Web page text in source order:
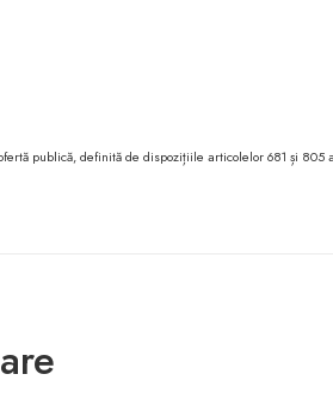
publică, definită de dispozițiile articolelor 681 și